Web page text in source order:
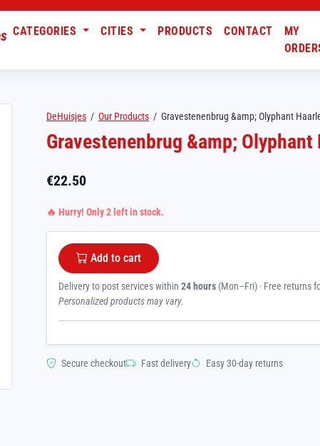
CATEGORIES CITIES PRODUCTS CONTACT
MY
DeHuisjes / Our Products / Gravestenenbrug &amp; Olyphant
Gravestenenbrug &amp; Olyphant
€22.50
🔥 Hurry! Only 2 left in stock.
Add to cart
Delivery to post services within 24 hours (Mon–Fri) · Free returns
Personalized products may vary.
Secure checkout Fast delivery Easy 30-day returns